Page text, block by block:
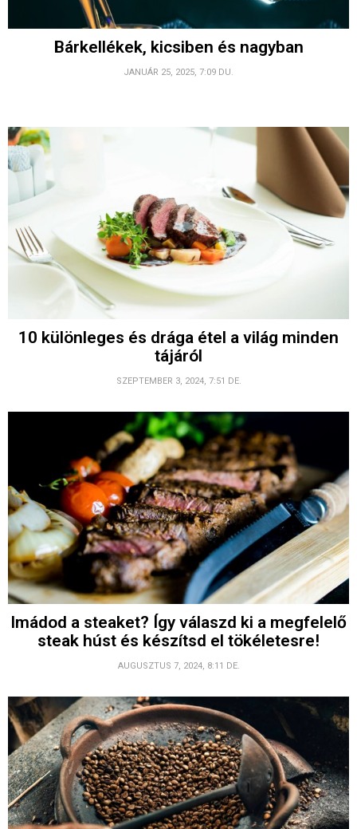
Bárkellékek, kicsiben és nagyban
JANUÁR 25, 2025, 7:09 DU.
10 különleges és drága étel a világ minden
tájáról
SZEPTEMBER 3, 2024, 7:51 DE.
Imádod a steaket? Így válaszd ki a megfelelő
steak húst és készítsd el tökéletesre!
AUGUSZTUS 7, 2024, 8:11 DE.